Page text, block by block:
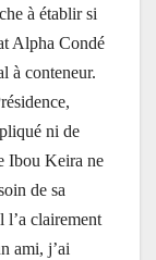
à établir si
Alpha Condé
à conteneur.
ni de
Ibou Keira ne
de sa
l’a clairement
ami, j’ai